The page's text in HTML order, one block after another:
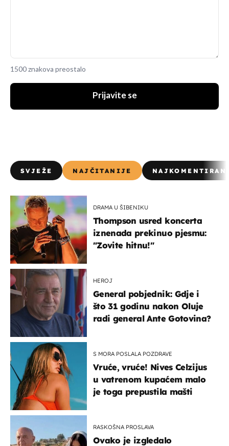
1500 znakova preostalo
Prijavite se
SVJEŽE NAJČITANIJE
DRAMA U ŠIBENIKU
Thompson usred koncerta
iznenada prekinuo pjesmu:
"Zovite hitnu!"
HEROJ
General pobjednik: Gdje i
što 31 godinu nakon Oluje
radi general Ante Gotovina?
S MORA POSLALA POZDRAVE
Vruće, vruće! Nives Celzijus
u vatrenom kupaćem malo
je toga prepustila mašti
RASKOŠNA PROSLAVA
Ovako je izgledalo